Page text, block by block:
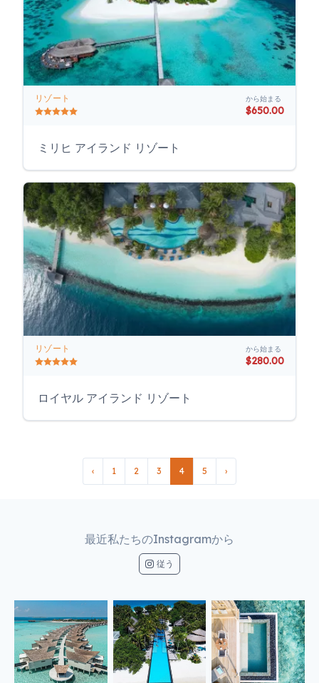
リゾート から始まる
$650.00
ミリヒ アイランド リゾート
リゾート から始まる
$280.00
ロイヤル アイランド リゾート
‹ 1 2 3 4 5 ›
最近私たちのInstagramから
従う